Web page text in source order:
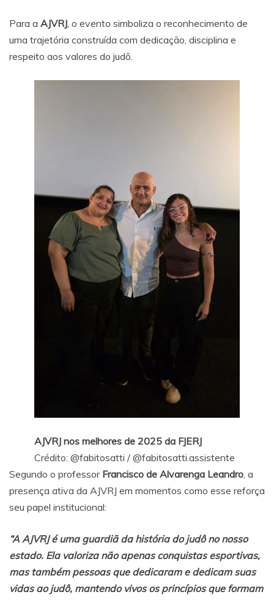
Para a AJVRJ, o evento simboliza o reconhecimento de
uma trajetória construída com dedicação, disciplina e
respeito aos valores do judô.
AJVRJ nos melhores de 2025 da FJERJ
Crédito: @fabitosatti / @fabitosatti.assistente
Segundo o professor Francisco de Alvarenga Leandro, a
presença ativa da AJVRJ em momentos como esse reforça
seu papel institucional:
“A AJVRJ é uma guardiã da história do judô no nosso
estado. Ela valoriza não apenas conquistas esportivas,
mas também pessoas que dedicaram e dedicam suas
vidas ao judô, mantendo vivos os princípios que formam